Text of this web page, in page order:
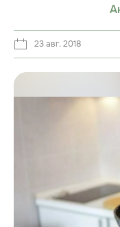
23 авг. 2018